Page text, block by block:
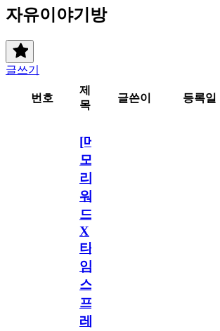
자유이야기방
글쓰기
번호
제
목
글쓴이 등록일
[메
모
리
워
드
X
타
임
스
프
레